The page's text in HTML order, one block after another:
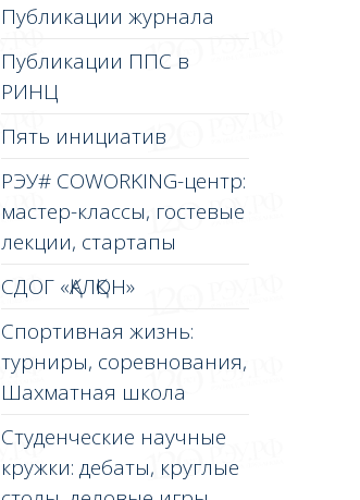
Публикации журнала
Публикации ППС в
РИНЦ
Пять инициатив
РЭУ# COWORKING-центр:
мастер-классы, гостевые
лекции, стартапы
СДОГ «ҚАЛҚОН»
Спортивная жизнь:
турниры, соревнования,
Шахматная школа
Студенческие научные
кружки: дебаты, круглые